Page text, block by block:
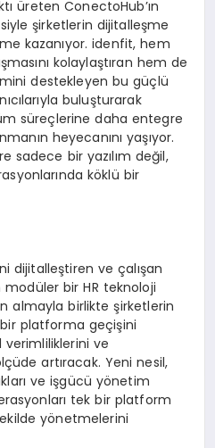
üreten ConectoHub’ın
şirketlerin dijitalleşme
kazanıyor. idenfit, hem
kolaylaştıran hem de
destekleyen bu güçlü
buluşturarak
süreçlerine daha entegre
heyecanını yaşıyor.
sadece bir yazılım değil,
köklü bir
dijitalleştiren ve çalışan
bir HR teknoloji
almayla birlikte şirketlerin
platforma geçişini
verimliliklerini ve
artıracak. Yeni nesil,
ve işgücü yönetim
tek bir platform
yönetmelerini